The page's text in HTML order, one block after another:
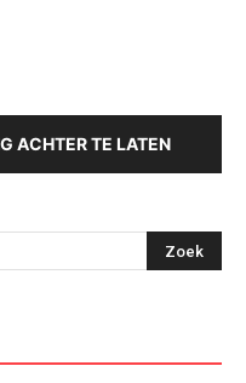
ACHTER TE LATEN